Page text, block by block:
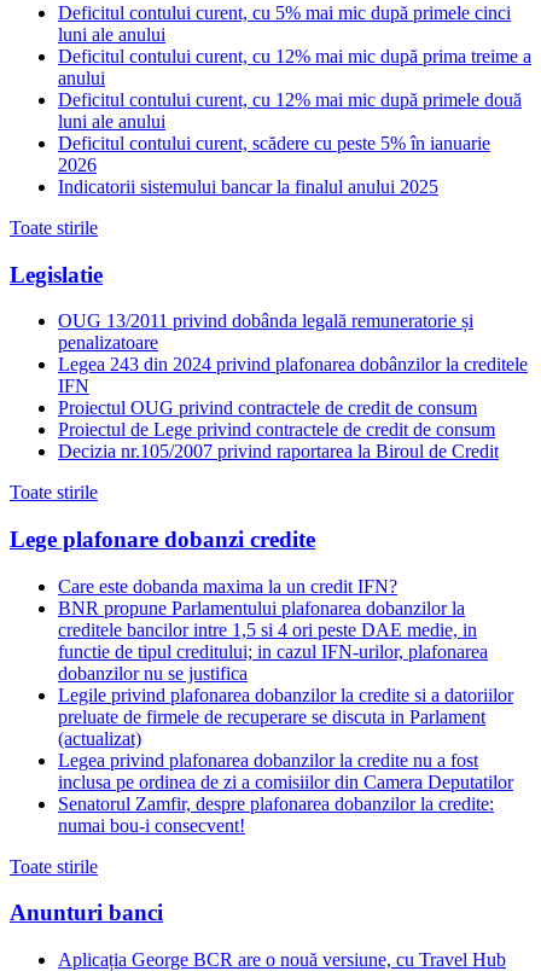
Deficitul contului curent, cu 5% mai mic după primele cinci
luni ale anului
Deficitul contului curent, cu 12% mai mic după prima treime a
anului
Deficitul contului curent, cu 12% mai mic după primele două
luni ale anului
Deficitul contului curent, scădere cu peste 5% în ianuarie
2026
Indicatorii sistemului bancar la finalul anului 2025
Toate stirile
Legislatie
OUG 13/2011 privind dobânda legală remuneratorie și
penalizatoare
Legea 243 din 2024 privind plafonarea dobânzilor la creditele
IFN
Proiectul OUG privind contractele de credit de consum
Proiectul de Lege privind contractele de credit de consum
Decizia nr.105/2007 privind raportarea la Biroul de Credit
Toate stirile
Lege plafonare dobanzi credite
Care este dobanda maxima la un credit IFN?
BNR propune Parlamentului plafonarea dobanzilor la
creditele bancilor intre 1,5 si 4 ori peste DAE medie, in
functie de tipul creditului; in cazul IFN-urilor, plafonarea
dobanzilor nu se justifica
Legile privind plafonarea dobanzilor la credite si a datoriilor
preluate de firmele de recuperare se discuta in Parlament
(actualizat)
Legea privind plafonarea dobanzilor la credite nu a fost
inclusa pe ordinea de zi a comisiilor din Camera Deputatilor
Senatorul Zamfir, despre plafonarea dobanzilor la credite:
numai bou-i consecvent!
Toate stirile
Anunturi banci
Aplicația George BCR are o nouă versiune, cu Travel Hub